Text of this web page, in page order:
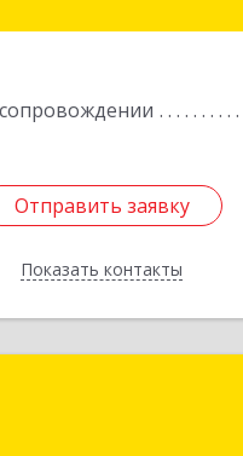
Отправить заявку
Показать контакты
Отправить заявку
Назад
Республика -